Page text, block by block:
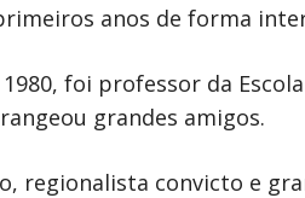
anos de forma
foi professor da Escola
grandes amigos.
regionalista convicto e